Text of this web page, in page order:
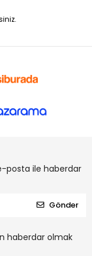
posta ile haberdar
Gönder
haberdar olmak